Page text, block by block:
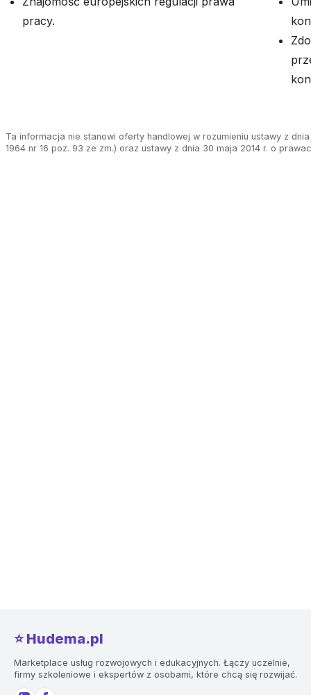
pracy.
Ta informacja nie stanowi oferty handlowej w rozumieniu ustawy z
1964 nr 16 poz. 93 ze zm.) oraz ustawy z dnia 30 maja 2014 r. o
⭐️ Hudema.pl
Marketplace usług rozwojowych i edukacyjnych. Łączy uczelnie,
firmy szkoleniowe i ekspertów z osobami, które chcą się rozwijać.